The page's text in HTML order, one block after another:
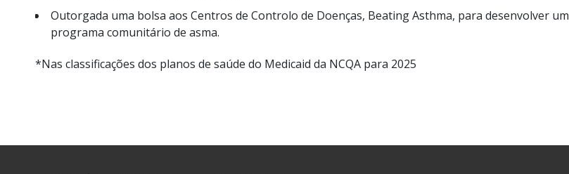
Outorgada uma bolsa aos Centros de Controlo de Doenças, Beating Asthma, para desenvolver um
programa comunitário de asma.
*Nas classificações dos planos de saúde do Medicaid da NCQA para 2025